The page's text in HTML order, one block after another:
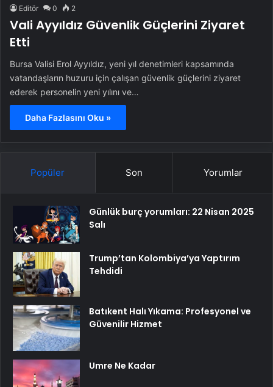
Editör 0 2
Vali Ayyıldız Güvenlik Güçlerini Ziyaret
Etti
Bursa Valisi Erol Ayyıldız, yeni yıl denetimleri kapsamında
vatandaşların huzuru için çalışan güvenlik güçlerini ziyaret
ederek personelin yeni yılını ve…
Daha Fazlasını Oku »
Popüler Son Yorumlar
Günlük burç yorumları: 22 Nisan 2025
Salı
Trump’tan Kolombiya’ya Yaptırım
Tehdidi
Batıkent Halı Yıkama: Profesyonel ve
Güvenilir Hizmet
Umre Ne Kadar